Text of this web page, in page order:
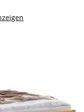
5 Sternen